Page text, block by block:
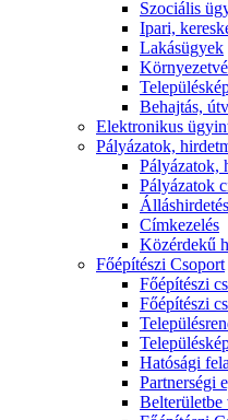
Szociális
Ipari,
Lakásügyek
Behajtás,
Elektronikus
Pályázatok,
Pályázatok,
Pályázatok
Címkezelés
Közérdekű
Főépítészi Csoport
Főépítészi
Főépítészi
Hatósági
Partnerségi
Belterületbe